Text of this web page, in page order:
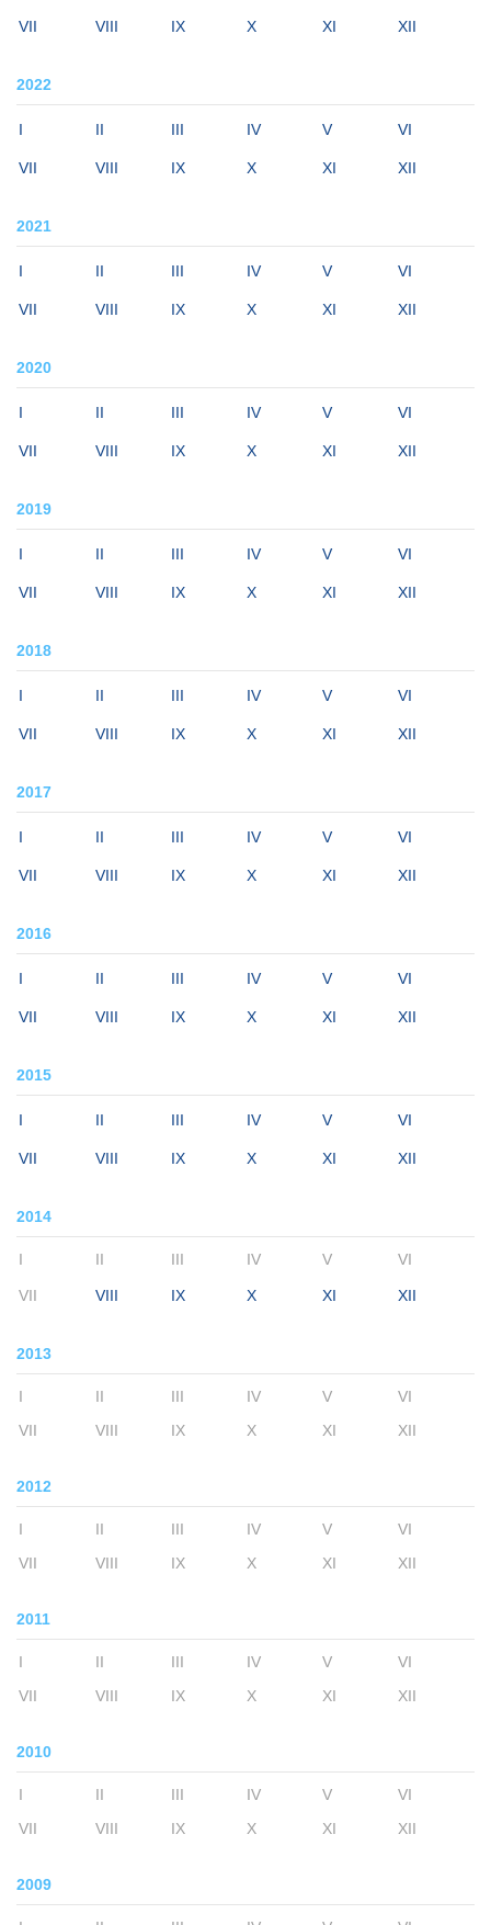
VII VIII IX X XI XII
2022
I II III IV V VI
VII VIII IX X XI XII
2021
I II III IV V VI
VII VIII IX X XI XII
2020
I II III IV V VI
VII VIII IX X XI XII
2019
I II III IV V VI
VII VIII IX X XI XII
2018
I II III IV V VI
VII VIII IX X XI XII
2017
I II III IV V VI
VII VIII IX X XI XII
2016
I II III IV V VI
VII VIII IX X XI XII
2015
I II III IV V VI
VII VIII IX X XI XII
2014
I II III IV V VI
VII VIII IX X XI XII
2013
I II III IV V
VI
VII
VIII IX X XI XII
2012
I II III IV V
VI
VII
VIII IX X XI XII
2011
I II III IV V
VI
VII
VIII IX X XI XII
2010
I II III IV V
VI
VII
VIII IX X XI XII
2009